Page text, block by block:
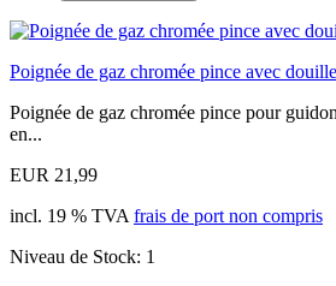
Poignée de gaz chromée pince avec
Poignée de gaz chromée pince pour
en...
EUR 21,99
incl. 19 % TVA frais de port non compris
Niveau de Stock: 1